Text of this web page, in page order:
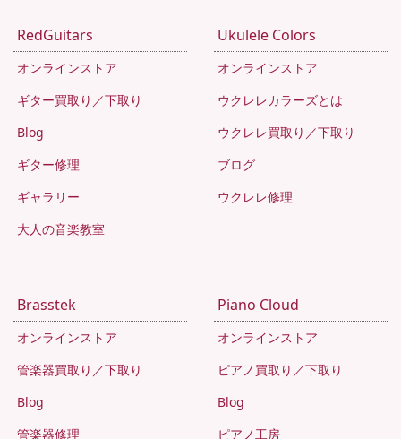
RedGuitars
オンラインストア
ギター買取り／下取り
Blog
ギター修理
ギャラリー
大人の音楽教室
Ukulele Colors
オンラインストア
ウクレレカラーズとは
ウクレレ買取り／下取り
ブログ
ウクレレ修理
Brasstek
オンラインストア
管楽器買取り／下取り
Blog
管楽器修理
Piano Cloud
オンラインストア
ピアノ買取り／下取り
Blog
ピアノ工房